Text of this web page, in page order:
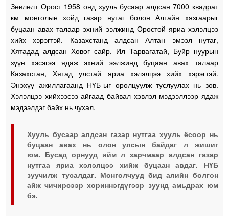
Зөвлөлт Орост 1958 онд хууль бусаар алдсан 7000 квадрат
км монголын хойд газар нутаг болон Алтайн хязгаарыг
буцаан авах талаар эхний ээлжинд Оростой яриа хэлэлцээ
хийх хэрэгтэй. Казахстанд алдсан Алтан эмээл нутаг,
Хятадад алдсан Ховог сайр, Ил Тарвагатай, Буйр нуурын
зүүн хэсэгээ ядаж эхний ээлжинд буцаан авах талаар
Казахстан, Хятад улстай яриа хэлэлцээ хийх хэрэгтэй.
Энэхүү ажиллагаанд НҮБ-ыг оролцуулж туслуулах нь зөв.
Хэлэлцээ хийхээсээ айгаад байвал хэвлэл мэдээллээр ядаж
мэдээлдэг байх нь чухал.
Хууль бусаар алдсан газар нутгаа хууль ёсоор нь
буцаан авах нь олон улсын байдаг л жишиг
юм. Бусад орнууд ийм л зарчмаар алдсан газар
нутгаа яриа хэлэлцээ хийж буцаан авдаг. НҮБ
зуучилж тусалдаг. Монголчууд бид алийн болгон
айж чичирсээр хориннэгдүгээр зуунд амьдрах юм
бэ.